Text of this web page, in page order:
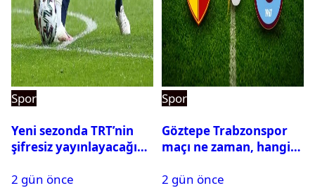
Spor
Yeni sezonda TRT’nin
şifresiz yayınlayacağı
2 gün önce
Spor
Göztepe Trabzonspor
maçı ne zaman, hangi
oynayacak mı?
2 gün önce